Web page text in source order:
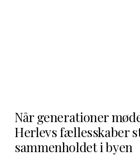
Når generationer
Herlevs fællesskaber
sammenholdet i byen